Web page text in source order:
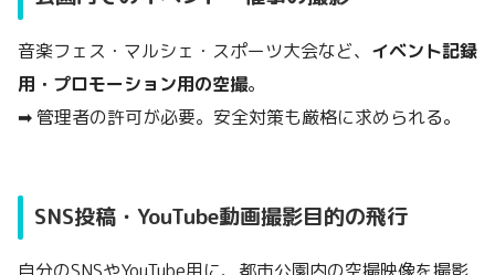
音楽フェス・マルシェ・スポーツ大会など、 イベント記録
用・プロモーション用の空撮。
➡ 管理者の許可が必要。安全対策も厳格に求められる。
SNS投稿・YouTube動画撮影目的の飛行